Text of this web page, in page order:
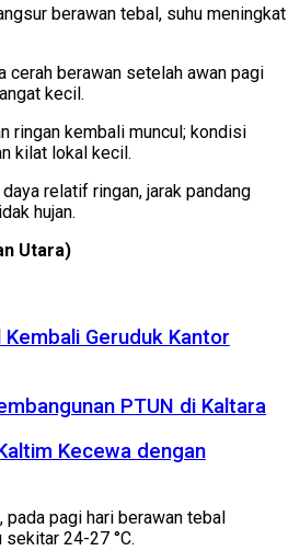
berawan tebal, suhu meningkat
cerah berawan setelah awan pagi
kecil.
ringan kembali muncul; kondisi
kilat lokal kecil.
relatif ringan, jarak pandang
hujan.
Utara)
Kembali Geruduk Kantor
PTUN di Kaltara
Kecewa dengan
pagi hari berawan tebal
sekitar 24-27 °C.